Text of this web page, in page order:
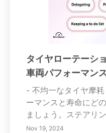
ょう。これらの摩耗
で、ドライバーは高
な車両のハンドリン
基づいた決定を下す
理の基本をマスター
ましょう。
タイヤローテーシ
車両パフォーマン
- 不均一なタイヤ摩
ーマンスと寿命にど
ましょう。ステアリ
より早く摩耗します
Nov 19, 2024